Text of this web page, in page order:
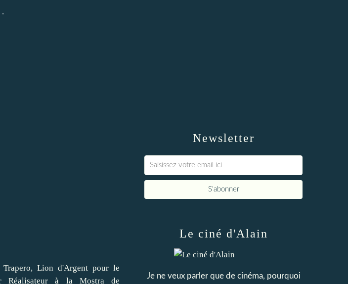
.
Newsletter
Le ciné d'Alain
Je ne veux parler que de cinéma, pourquoi